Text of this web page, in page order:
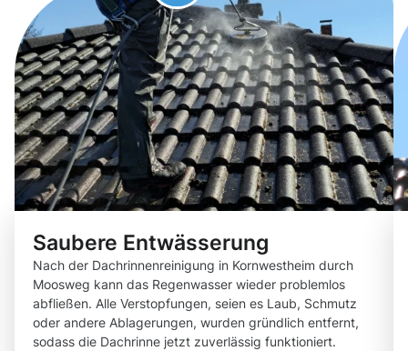
Saubere Entwässerung
Nach der Dachrinnenreinigung in Kornwestheim durch
Moosweg kann das Regenwasser wieder problemlos
abfließen. Alle Verstopfungen, seien es Laub, Schmutz
oder andere Ablagerungen, wurden gründlich entfernt,
sodass die Dachrinne jetzt zuverlässig funktioniert.